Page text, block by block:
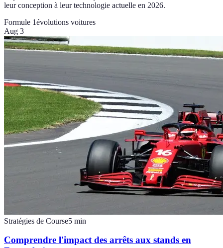
leur conception à leur technologie actuelle en 2026.
Formule 1évolutions voitures
Aug 3
Stratégies de Course5 min
Comprendre l'impact des arrêts aux stands en